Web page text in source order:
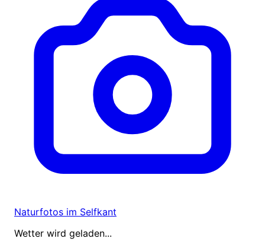
Naturfotos im Selfkant
Wetter wird geladen...